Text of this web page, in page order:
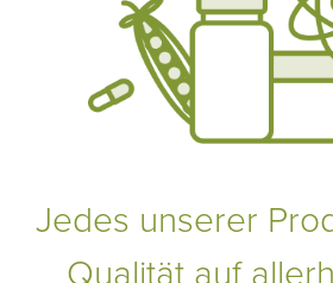
Jedes unserer
Qualität auf